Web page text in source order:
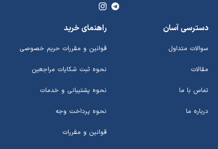
دسترسی آسان
سوالات متداول
مقالات
تماس با ما
درباره ما
راهنمای خرید
قوانین و مقررات حریم خصوصی
نحوه ثبت شکایات مراجعین
نحوه پشتیبانی و خدمات
نحوه پرداخت وجه
قوانین و مقررات